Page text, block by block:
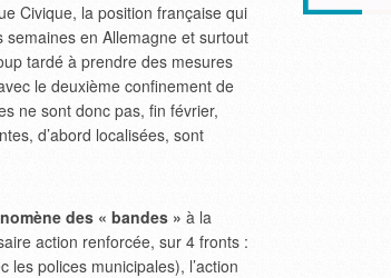
Civique, la position française qui
en Allemagne et surtout
tardé à prendre des mesures
le deuxième confinement de
ne sont donc pas, fin février,
d’abord localisées, sont
des « bandes » à la
action renforcée, sur 4 fronts :
les polices municipales), l’action